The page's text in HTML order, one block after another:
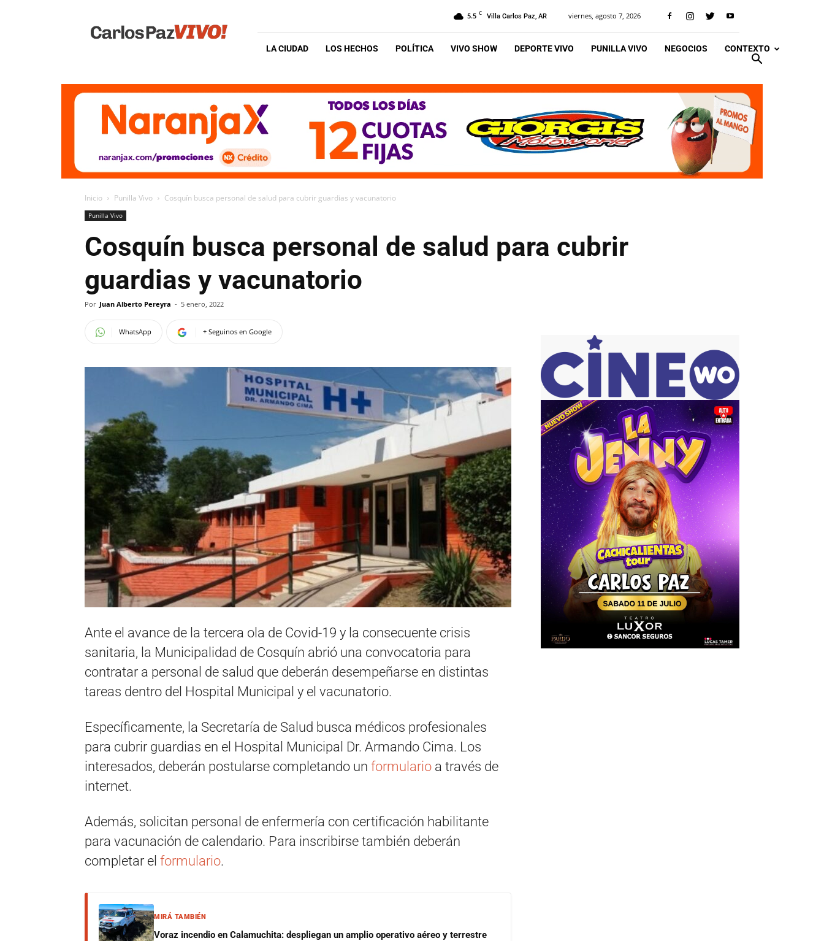
Vivo
5.5 C Villa Carlos Paz, AR viernes, agosto 7, 2026
LA CIUDAD LOS HECHOS POLÍTICA VIVO SHOW DEPORTE VIVO PUNILLA VIVO NEGOCIOS CONTEXTO
Inicio Punilla Vivo Cosquín busca personal de salud para cubrir guardias y vacunatorio
Punilla Vivo
Cosquín busca personal de salud para cubrir
guardias y vacunatorio
Por Juan Alberto Pereyra - 5 enero, 2022
WhatsApp + Seguinos en Google
Ante el avance de la tercera ola de Covid-19 y la consecuente crisis
sanitaria, la Municipalidad de Cosquín abrió una convocatoria para
contratar a personal de salud que deberán desempeñarse en distintas
tareas dentro del Hospital Municipal y el vacunatorio.
Específicamente, la Secretaría de Salud busca médicos profesionales
para cubrir guardias en el Hospital Municipal Dr. Armando Cima. Los
interesados, deberán postularse completando un formulario a través de
internet.
Además, solicitan personal de enfermería con certificación habilitante
para vacunación de calendario. Para inscribirse también deberán
completar el formulario.
MIRÁ TAMBIÉN
Voraz incendio en Calamuchita: despliegan un amplio operativo aéreo y terrestre